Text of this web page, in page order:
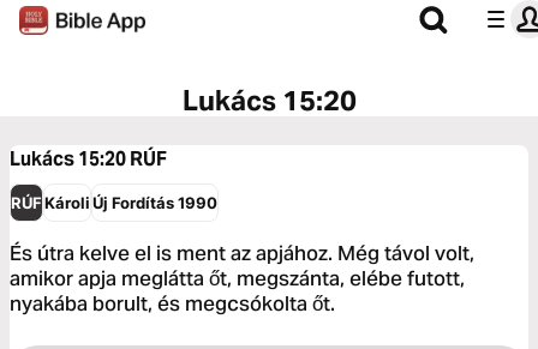
Lukács 15:20
Lukács 15:20RÚF
RÚFKároliÚj Fordítás 1990
És útra kelve el is ment az apjához. Még távol volt,
amikor apja meglátta őt, megszánta, elébe futott,
nyakába borult, és megcsókolta őt.